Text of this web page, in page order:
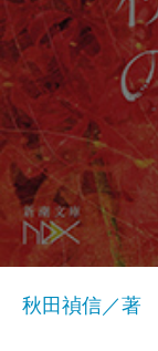
秋田禎信／著